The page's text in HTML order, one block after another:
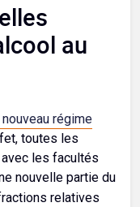
au
nouveau régime
toutes les
les facultés
nouvelle partie du
relatives